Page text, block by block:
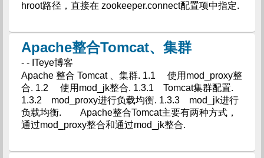
hroot路径，直接在 zookeeper.connect配置项中指定.
Apache整合Tomcat、集群
- - ITeye博客
Apache 整合 Tomcat 、集群. 1.1 使用mod_proxy整
合. 1.2 使用mod_jk整合. 1.3.1 Tomcat集群配置.
1.3.2 mod_proxy进行负载均衡. 1.3.3 mod_jk进行
负载均衡. Apache整合Tomcat主要有两种方式，
通过mod_proxy整合和通过mod_jk整合.